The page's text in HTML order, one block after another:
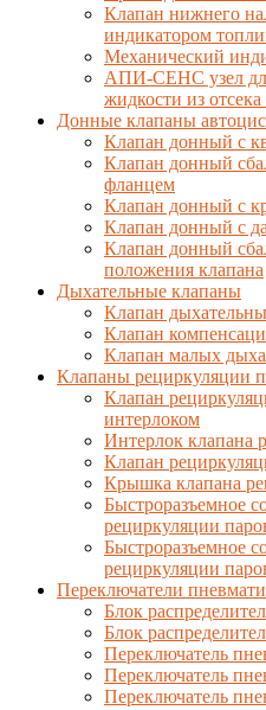
Клапан нижнего
индикатором
Механический
АПИ-СЕНС узел
жидкости из
Донные клапаны
Клапан донный с
Клапан донный
фланцем
Клапан донный с
Клапан донный с
Клапан донный
положения клапана
Дыхательные клапаны
Клапан
Клапан
Клапан малых
Клапаны рециркуляции
Клапан
интерлоком
Интерлок клапана
Клапан
Крышка клапана
Быстроразъемное
рециркуляции
Быстроразъемное
рециркуляции
Переключатели
Блок
Блок
Переключатель
Переключатель
Переключатель